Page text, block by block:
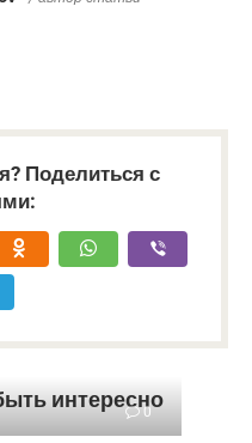
Поделиться с
интересно
0